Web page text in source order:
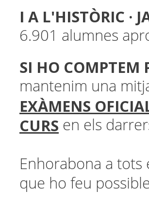
I A L'HISTÒRIC ·
6.901 alumnes
SI HO COMPTEM
mantenim una
EXÀMENS
CURS en els
Enhorabona a tots
que ho feu